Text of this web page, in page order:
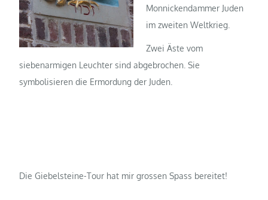
Monnickendammer Juden
im zweiten Weltkrieg.
Zwei Äste vom
siebenarmigen Leuchter sind abgebrochen. Sie
symbolisieren die Ermordung der Juden.
Die Giebelsteine-Tour hat mir grossen Spass bereitet!